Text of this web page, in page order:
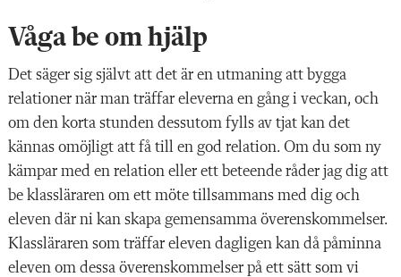
Våga be om hjälp
Det säger sig självt att det är en utmaning att bygga
relationer när man träffar eleverna en gång i veckan, och
om den korta stunden dessutom fylls av tjat kan det
kännas omöjligt att få till en god relation. Om du som ny
kämpar med en relation eller ett beteende råder jag dig att
be klassläraren om ett möte tillsammans med dig och
eleven där ni kan skapa gemensamma överenskommelser.
Klassläraren som träffar eleven dagligen kan då påminna
eleven om dessa överenskommelser på ett sätt som vi